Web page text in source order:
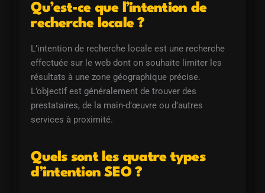
Qu’est-ce que l’intention de
recherche locale ?
L’intention de recherche locale est une recherche
effectuée sur le web dont on souhaite limiter les
résultats à une zone géographique précise.
L’objectif est généralement de trouver des
prestataires, de la main-d’œuvre ou d’autres
services à proximité.
Quels sont les quatre types
d’intention SEO ?